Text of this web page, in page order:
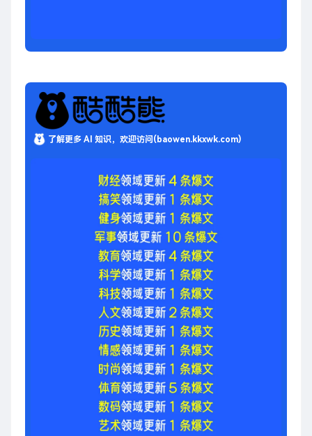
了解更多 AI 知识，欢迎访问(baowen.kkxwk.com)